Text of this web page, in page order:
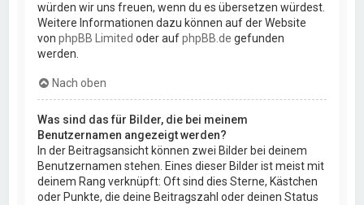
würden wir uns freuen, wenn du es übersetzen würdest.
Weitere Informationen dazu können auf der Website
vonphpBB Limited oder aufphpBB.de gefunden
werden.
Nach oben
Was sind das für Bilder, die bei meinem
Benutzernamen angezeigt werden?
In der Beitragsansicht können zwei Bilder bei deinem
Benutzernamen stehen. Eines dieser Bilder ist meist mit
deinem Rang verknüpft: Oft sind dies Sterne, Kästchen
oder Punkte, die deine Beitragszahl oder deinen Status